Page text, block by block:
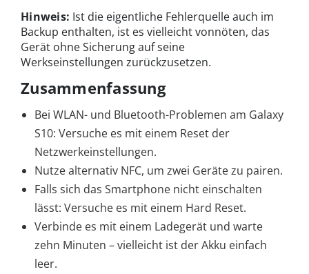
Hinweis: Ist die eigentliche Fehlerquelle auch im
Backup enthalten, ist es vielleicht vonnöten, das
Gerät ohne Sicherung auf seine
Werkseinstellungen zurückzusetzen.
Zusammenfassung
Bei WLAN- und Bluetooth-Problemen am Galaxy
S10: Versuche es mit einem Reset der
Netzwerkeinstellungen.
Nutze alternativ NFC, um zwei Geräte zu pairen.
Falls sich das Smartphone nicht einschalten
lässt: Versuche es mit einem Hard Reset.
Verbinde es mit einem Ladegerät und warte
zehn Minuten – vielleicht ist der Akku einfach
leer.